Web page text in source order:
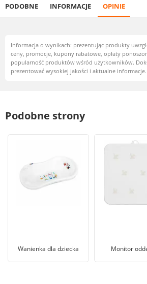
PODOBNE INFORMACJE OPINIE
Informacja o wynikach: prezentując produkty
ceny, promocje, kupony rabatowe, opłaty
popularność produktów wśród użytkowników.
prezentować wysokiej jakości i aktualne informacje.
Podobne strony
Wanienka dla dziecka Monitor